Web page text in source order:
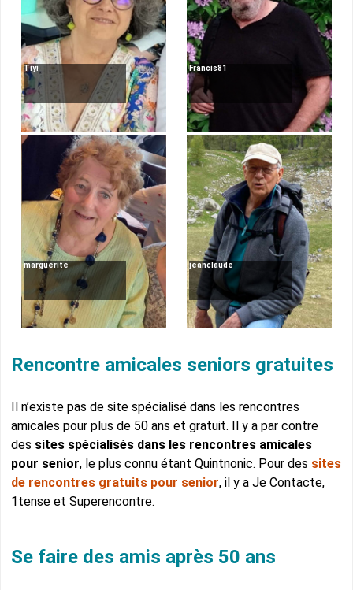
Tiyi Francis81
marguerite jeanclaude
Rencontre amicales seniors gratuites
Il n’existe pas de site spécialisé dans les rencontres
amicales pour plus de 50 ans et gratuit. Il y a par contre
des sites spécialisés dans les rencontres amicales
pour senior, le plus connu étant Quintnonic. Pour des sites
de rencontres gratuits pour senior, il y a Je Contacte,
1tense et Superencontre.
Se faire des amis après 50 ans